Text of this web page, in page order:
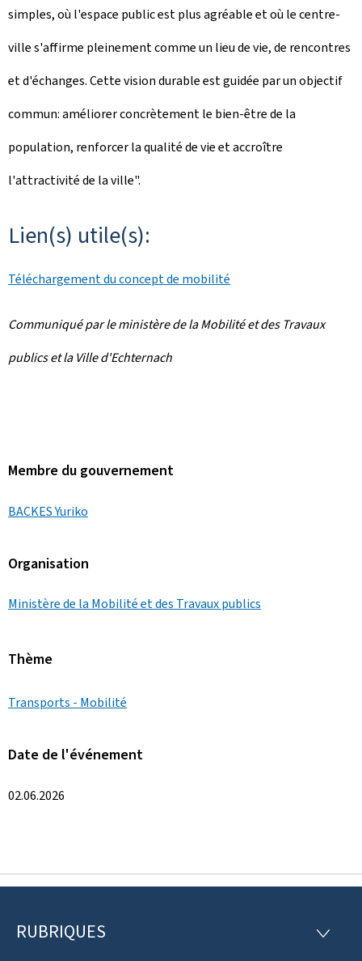
simples, où l'espace public est plus agréable et où le centre-
ville s'affirme pleinement comme un lieu de vie, de rencontres
et d'échanges. Cette vision durable est guidée par un objectif
commun: améliorer concrètement le bien-être de la
population, renforcer la qualité de vie et accroître
l'attractivité de la ville".
Lien(s) utile(s):
Téléchargement du concept de mobilité
Communiqué par le ministère de la Mobilité et des Travaux
publics et la Ville d'Echternach
Membre du gouvernement
BACKES Yuriko
Organisation
Ministère de la Mobilité et des Travaux publics
Thème
Transports - Mobilité
Date de l'événement
02.06.2026
P
RUBRIQUES
R